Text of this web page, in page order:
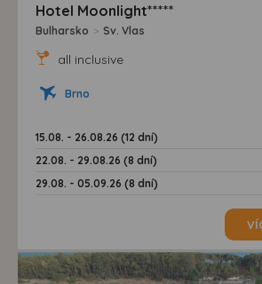
Hotel Moonlight*****
Bulharsko > Sv. Vlas
all inclusive
Brno
15.08. - 26.08.26 (12 dní)
22.08. - 29.08.26 (8 dní)
29.08. - 05.09.26 (8 dní)